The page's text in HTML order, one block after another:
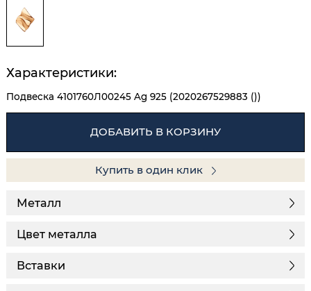
Характеристики:
Подвеска 4101760Л00245 Ag 925 (2020267529883 ())
ДОБАВИТЬ В КОРЗИНУ
Купить в один клик
Металл
Цвет металла
Вставки